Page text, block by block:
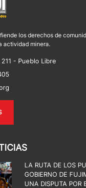
los derechos de
actividad minera.
- Pueblo Libre
LA RUTA DE LOS
GOBIERNO DE
UNA DISPUTA POR